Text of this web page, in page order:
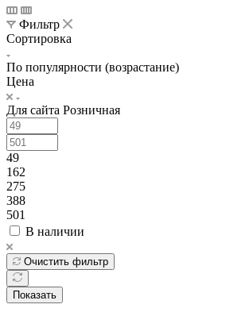
Фильтр
Сортировка
По популярности (возрастание)
Цена
Для сайта Розничная
49
162
275
388
501
В наличии
Очистить фильтр
Показать